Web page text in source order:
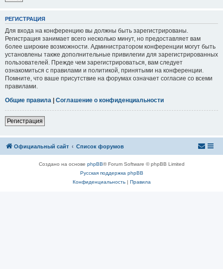
РЕГИСТРАЦИЯ
Для входа на конференцию вы должны быть зарегистрированы.
Регистрация занимает всего несколько минут, но предоставляет вам
более широкие возможности. Администратором конференции могут быть
установлены также дополнительные привилегии для зарегистрированных
пользователей. Прежде чем зарегистрироваться, вам следует
ознакомиться с правилами и политикой, принятыми на конференции.
Помните, что ваше присутствие на форумах означает согласие со всеми
правилами.
Общие правила | Соглашение о конфиденциальности
Регистрация
Официальный сайт Список форумов
Создано на основе phpBB® Forum Software © phpBB Limited
Русская поддержка phpBB
Конфиденциальность| Правила